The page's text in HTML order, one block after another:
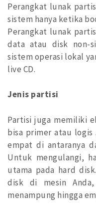
Perangkat lunak
sistem hanya ketika
Perangkat lunak
data atau disk non-
sistem operasi lokal
live CD.
Jenis partisi
Partisi juga memiliki
bisa primer atau
empat di antaranya
Untuk mengulangi,
utama pada hard
disk di mesin Anda,
menampung hingga